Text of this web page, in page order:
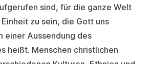
sind, für die ganze Welt
zu sein, die Gott uns
einer Aussendung des
heißt. Menschen christlichen